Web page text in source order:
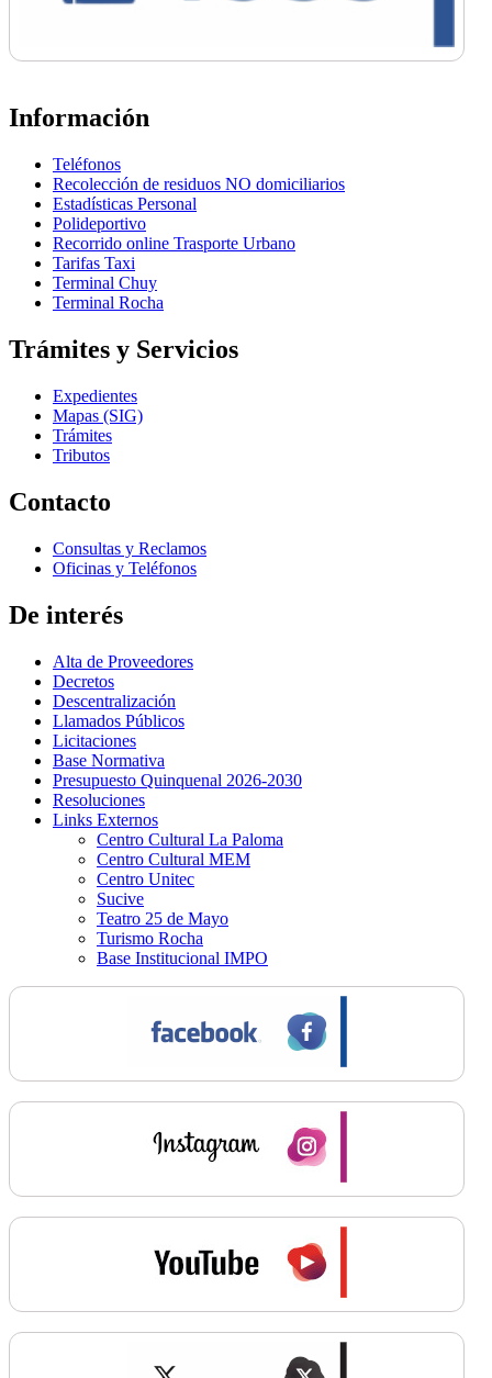
Información
Teléfonos
Recolección de residuos NO domiciliarios
Estadísticas Personal
Polideportivo
Recorrido online Trasporte Urbano
Tarifas Taxi
Terminal Chuy
Terminal Rocha
Trámites y Servicios
Expedientes
Mapas (SIG)
Trámites
Tributos
Contacto
Consultas y Reclamos
Oficinas y Teléfonos
De interés
Alta de Proveedores
Decretos
Descentralización
Llamados Públicos
Licitaciones
Base Normativa
Presupuesto Quinquenal 2026-2030
Resoluciones
Links Externos
Centro Cultural La Paloma
Centro Cultural MEM
Centro Unitec
Sucive
Teatro 25 de Mayo
Turismo Rocha
Base Institucional IMPO